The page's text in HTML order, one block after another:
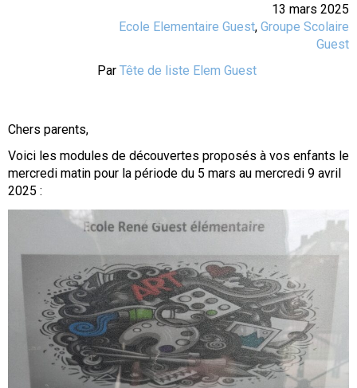
13 mars 2025
Ecole Elementaire Guest, Groupe Scolaire
Guest
Par Tête de liste Elem Guest
Chers parents,
Voici les modules de découvertes proposés à vos enfants le
mercredi matin pour la période du 5 mars au mercredi 9 avril
2025 :